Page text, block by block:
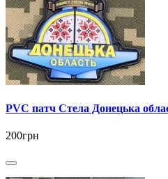
PVC патч Стела Донецька
200грн